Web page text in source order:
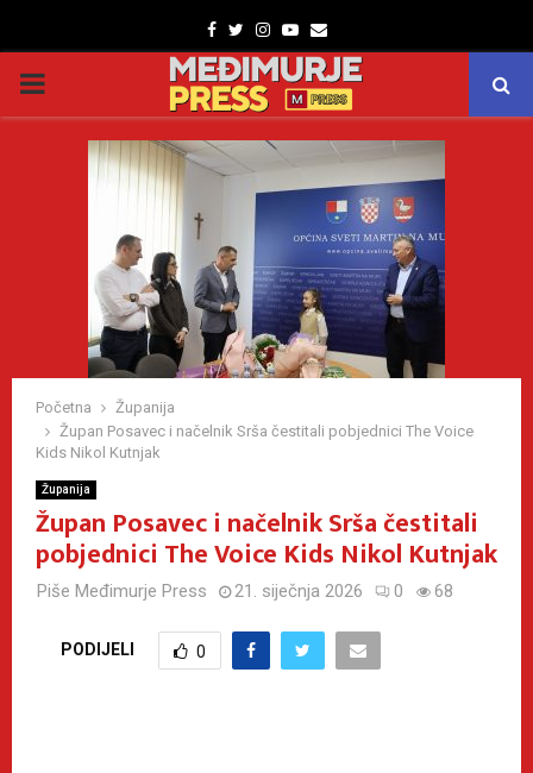
Facebook
TwitterInstagram
Youtube
Email
PRIMARY
MENU
Početna
Županija
Župan Posavec i načelnik Srša čestitali pobjednici The Voice
Kids Nikol Kutnjak
Županija
Župan Posavec i načelnik Srša čestitali
pobjednici The Voice Kids Nikol Kutnjak
Piše Međimurje Press 21. siječnja 2026 0 68
PODIJELI 0